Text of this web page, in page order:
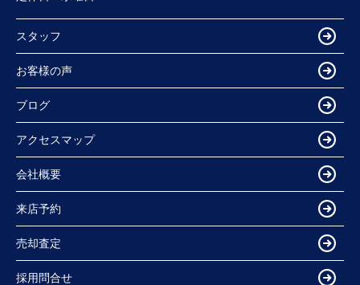
スタッフ
お客様の声
ブログ
アクセスマップ
会社概要
来店予約
売却査定
採用問合せ